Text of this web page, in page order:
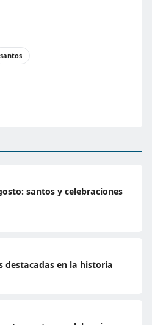
santos
santos y celebraciones
destacadas en la historia